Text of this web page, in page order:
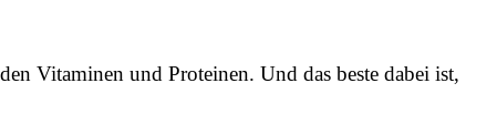
Vitaminen und Proteinen. Und das beste dabei ist,